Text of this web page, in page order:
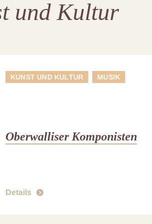
und Kultur
KUNST UND KULTUR MUSIK
Oberwalliser Komponisten
Details